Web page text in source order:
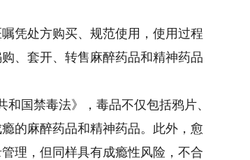
凭处方购买、规范使用，使用过程
、套开、转售麻醉药品和精神药品
国禁毒法》，毒品不仅包括鸦片、
的麻醉药品和精神药品。此外，愈
理，但同样具有成瘾性风险，不合